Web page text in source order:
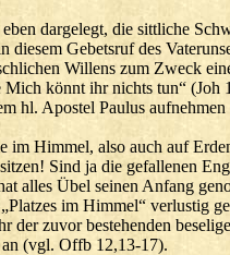
dargelegt, die sittliche
diesem Gebetsruf des
Willens zum Zweck
könnt ihr nichts tun“
hl. Apostel Paulus
Himmel, also auch auf
Sind ja die gefallenen
alles Übel seinen Anfang
im Himmel“ verlustig
der zuvor bestehenden
(vgl. Offb 12,13-17).